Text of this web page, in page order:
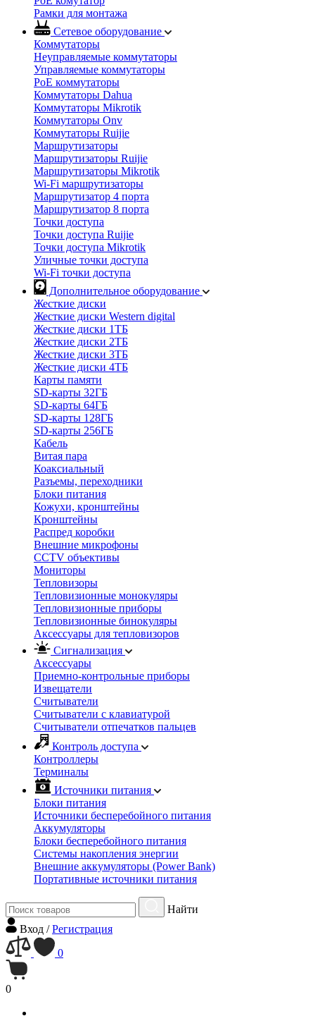
Рамки для монтажа
Сетевое оборудование
Коммутаторы
Неуправляемые коммутаторы
Управляемые коммутаторы
PoE коммутаторы
Коммутаторы Dahua
Коммутаторы Mikrotik
Коммутаторы Onv
Коммутаторы Ruijie
Маршрутизаторы
Маршрутизаторы Ruijie
Маршрутизаторы Mikrotik
Wi-Fi маршрутизаторы
Маршрутизатор 4 порта
Маршрутизатор 8 порта
Точки доступа
Точки доступа Ruijie
Точки доступа Mikrotik
Уличные точки доступа
Wi-Fi точки доступа
Дополнительное оборудование
Жесткие диски
Жесткие диски Western digital
Жесткие диски 1ТБ
Жесткие диски 2ТБ
Жесткие диски 3ТБ
Жесткие диски 4ТБ
Карты памяти
SD-карты 32ГБ
SD-карты 64ГБ
SD-карты 128ГБ
SD-карты 256ГБ
Кабель
Витая пара
Коаксиальный
Разъемы, переходники
Блоки питания
Кожухи, кронштейны
Кронштейны
Распред коробки
Внешние микрофоны
CCTV объективы
Мониторы
Тепловизоры
Тепловизионные монокуляры
Тепловизионные приборы
Тепловизионные бинокуляры
Аксессуары для тепловизоров
Сигнализация
Аксессуары
Приемно-контрольные приборы
Извещатели
Считыватели
Cчитыватели с клавиатурой
Cчитыватели отпечатков пальцев
Контроль доступа
Контроллеры
Терминалы
Источники питания
Блоки питания
Источники бесперебойного питания
Аккумуляторы
Блоки бесперебойного питания
Системы накопления энергии
Внешние аккумуляторы (Power Bank)
Портативные источники питания
Найти
Вход /Регистрация
0
0